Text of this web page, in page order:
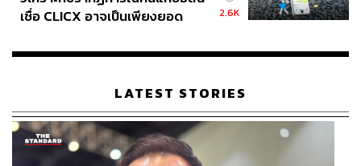
เชื่อ CLICX อาจเป็นเพียงยอด
เรือนไทยที่ถูกซุกไว้
2.6K
LATEST STORIES